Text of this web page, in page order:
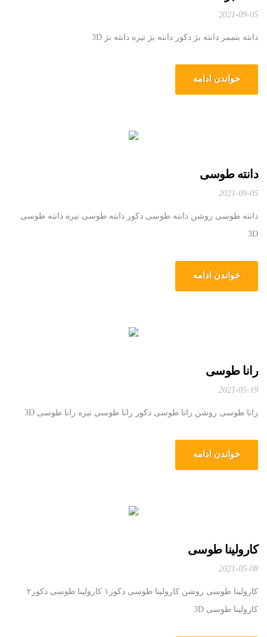
2021-09-05
دانته بتممر دانته بژ دکور دانته بژ تیره دانته بژ 3D
خواندن ادامه
دانته طوسی
2021-09-05
دانته طوسی روشن دانته طوسی دکور دانته طوسی تیره دانته طوسی
3D
خواندن ادامه
رانا طوسی
2021-05-19
رانا طوسی روشن رانا طوسی دکور رانا طوسی تیره رانا طوسی 3D
خواندن ادامه
کارولینا طوسی
2021-05-08
کارولینا طوسی روشن کارولینا طوسی دکور۱ کارولینا طوسی دکور۲
کارولینا طوسی 3D